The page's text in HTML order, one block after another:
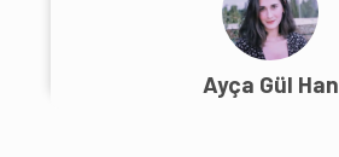
Ayça Gül Han